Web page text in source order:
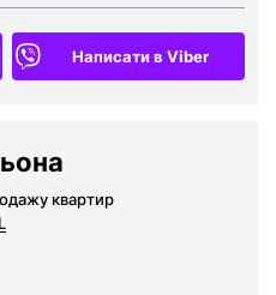
Написати в Viber
квартир